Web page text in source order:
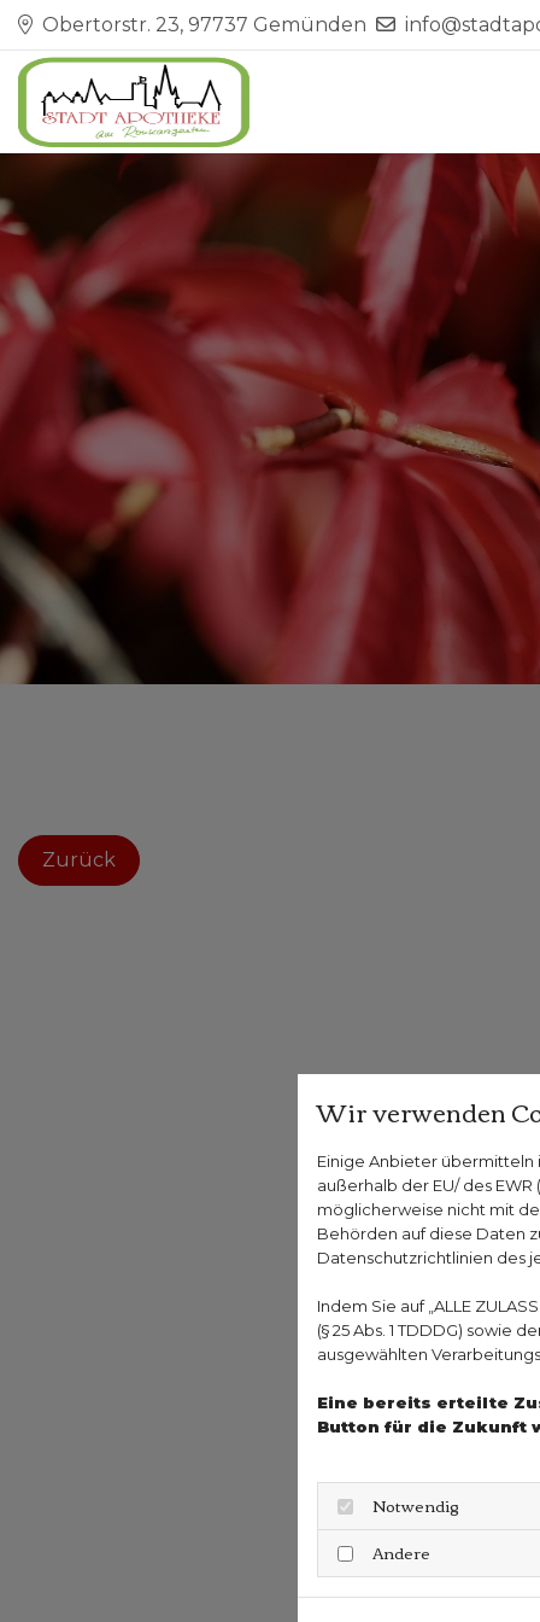
Obertorstr. 23, 97737 Gemünden
Zurück
Wir verwenden
Einige Anbieter übermitteln
außerhalb der EU/ des
möglicherweise nicht mit
Behörden auf diese Daten
Datenschutzrichtlinien des
Indem Sie auf „ALLE
(§ 25 Abs. 1 TDDDG)
ausgewählten
Eine bereits erteilte
Button für die Zukunft
Notwendig
Andere